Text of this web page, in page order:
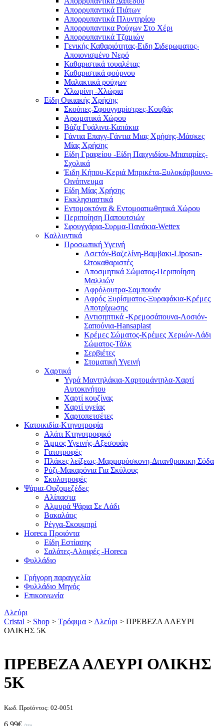
Απορρυπαντικά Πιάτων
Απορρυπαντικά Πλυντηρίου
Απορρυπαντικα Ρούχων Στο Χέρι
Απορρυπαντικά Τζαμιών
Γενικής Καθαριότητας-Ειδη Σιδερωματος-
Αποιονισμένο Νερό
Καθαριστικά τουαλέτας
Καθαριστικά φούρνου
Μαλακτικά ρούχων
Χλωρίνη -Χλώρια
Είδη Οικιακής Χρήσης
Σκούπες-Σφουγγαρίστρες-Κουβάς
Αρωματικά Χώρου
Βάζα Γυάλινα-Καπάκια
Γάντια Επαγγ-Γάντια Μιας Χρήσης-Μάσκες
Μίας Χρήσης
Είδη Γραφείου -Είδη Παιχνιδίου-Μπαταρίες-
Σχολικά
Έιδη Κήπου-Κεριά Μπρικέτα-Ξυλοκάρβουνο-
Οινόπνευμα
Είδη Μίας Χρήσης
Εκκλησιαστικά
Εντομοκτόνα & Εντομοαπωθητικά Χώρου
Περιποίηση Παπουτσιών
Σφουγγάρια-Συρμα-Πανάκια-Wettex
Καλλυντικά
Προσωπική Υγεινή
Ασετόν-Βαζελίνη-Βαμβακι-Liposan-
Ωτοκαθαριστές
Αποσμητικά Σώματος-Περιποίηση
Μαλλιών
Αφρόλουτρα-Σαμπουάν
Αφρός Ξυρίσματος-Ξυραφάκια-Κρέμες
Αποτρίχωσης
Αντισηπτικά -Κρεμοσάπουνα-Λοσιόν-
Σαπούνια-Hansaplast
Κρέμες Σώματος-Κρέμες Χεριών-Λάδι
Σώματος-Τάλκ
Σερβιέτες
Στοματική Υγεινή
Χαρτικά
Υγρά Μαντηλάκια-Χαρτομάντηλα-Χαρτί
Αυτοκινήτου
Χαρτί κουζίνας
Χαρτί υγείας
Χαρτοπετσέτες
Κατοικιδία-Κτηνοτροφία
Αλάτι Κτηνοτροφικό
Άμμος Υγεινής-Αξεσουάρ
Γατοτροφές
Πλάκες λείξεως-Μαρμαρόσκονη-Διτανθρακικη Σόδα
Ρύζι-Μακαρόνια Για Σκύλους
Σκυλοτροφές
Ψάρια-Ουζομεζέδες
Αλίπαστα
Αλμυρά Ψάρια Σε Λάδι
Βακαλάος
Ρέγγα-Σκουμπρί
Horeca Προιόντα
Είδη Εστίασης
Σαλάτες-Αλοιφές -Horeca
Φυλλάδιο
Γρήγορη παραγγελία
Φυλλάδιο Μηνός
Επικοινωνία
Αλεύρι
Cristal > Shop > Τρόφιμα > Αλεύρι > ΠΡΕΒΕΖΑ ΑΛΕΥΡΙ
ΟΛΙΚΗΣ 5Κ
ΠΡΕΒΕΖΑ ΑΛΕΥΡΙ ΟΛΙΚΗΣ
5Κ
Κωδ. Προϊόντος: 02-0051
6,99€